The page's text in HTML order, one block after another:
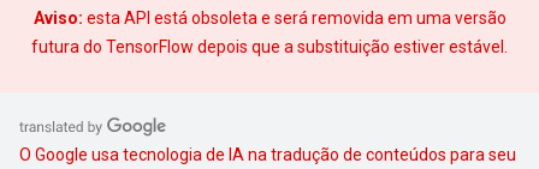
Aviso: esta API está obsoleta e será removida em uma versão
futura do TensorFlow depois que a substituição estiver estável.
O Google usa tecnologia de IA na tradução de conteúdos para seu